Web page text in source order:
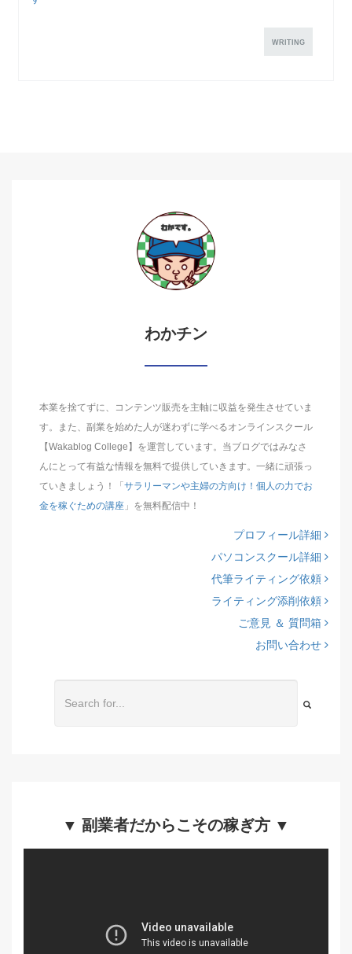
WRITING
わかチン
本業を捨てずに、コンテンツ販売を主軸に収益を発生させていま
す。また、副業を始めた人が迷わずに学べるオンラインスクール
【Wakablog College】を運営しています。当ブログではみなさ
んにとって有益な情報を無料で提供していきます。一緒に頑張っ
ていきましょう！「 サラリーマンや主婦の方向け！個人の力でお
金を稼ぐための講座 」を無料配信中！
プロフィール詳細
パソコンスクール詳細
代筆ライティング依頼
ライティング添削依頼
ご意見 ＆ 質問箱
お問い合わせ
▼ 副業者だからこその稼ぎ方 ▼